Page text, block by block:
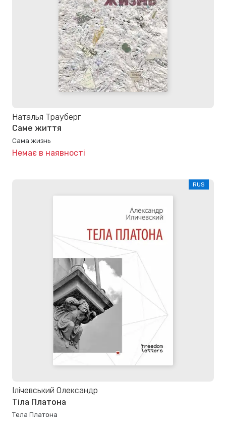
Наталья Трауберг
Саме життя
Сама жизнь
Немає в наявності
RUS
Ілічевський Олександр
Тіла Платона
Тела Платона